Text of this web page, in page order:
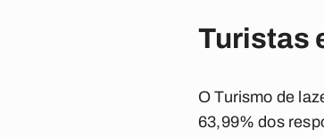
Turistas
O Turismo de
63,99% dos